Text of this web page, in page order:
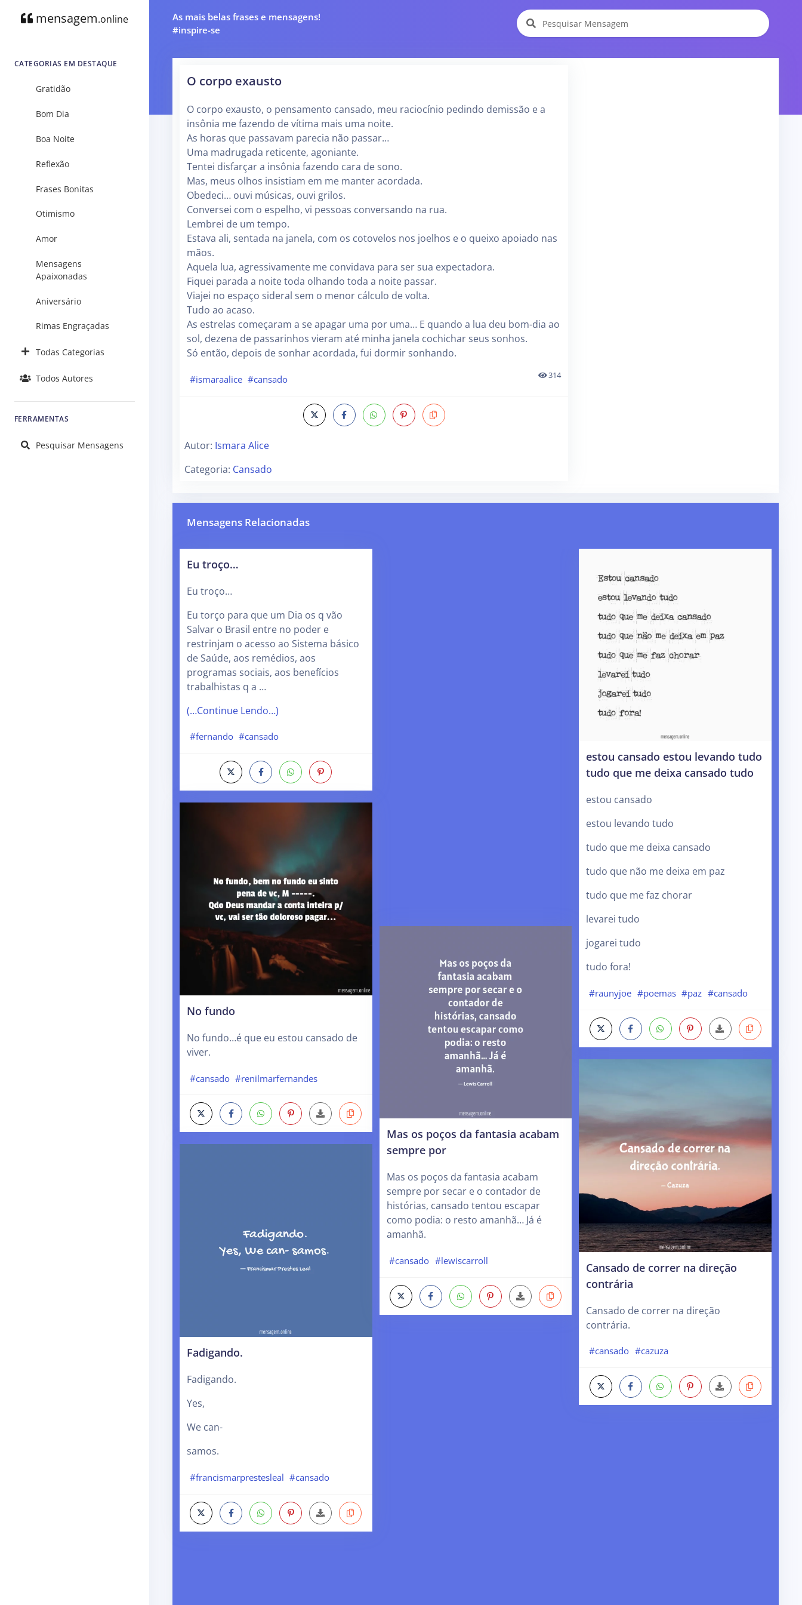
mensagem.online
CATEGORIAS EM DESTAQUE
Gratidão
Bom Dia
Boa Noite
Reflexão
Frases Bonitas
Otimismo
Amor
Mensagens
Apaixonadas
Aniversário
Rimas Engraçadas
Todas Categorias
Todos Autores
FERRAMENTAS
Pesquisar Mensagens
As mais belas frases e mensagens!
#inspire-se
O corpo exausto
O corpo exausto, o pensamento cansado, meu raciocínio pedindo demissão e a
insônia me fazendo de vítima mais uma noite.
As horas que passavam parecia não passar…
Uma madrugada reticente, agoniante.
Tentei disfarçar a insônia fazendo cara de sono.
Mas, meus olhos insistiam em me manter acordada.
Obedeci… ouvi músicas, ouvi grilos.
Conversei com o espelho, vi pessoas conversando na rua.
Lembrei de um tempo.
Estava ali, sentada na janela, com os cotovelos nos joelhos e o queixo apoiado nas
mãos.
Aquela lua, agressivamente me convidava para ser sua expectadora.
Fiquei parada a noite toda olhando toda a noite passar.
Viajei no espaço sideral sem o menor cálculo de volta.
Tudo ao acaso.
As estrelas começaram a se apagar uma por uma… E quando a lua deu bom-dia ao
sol, dezena de passarinhos vieram até minha janela cochichar seus sonhos.
Só então, depois de sonhar acordada, fui dormir sonhando.
#ismaraalice #cansado 314
Autor: Ismara Alice
Categoria: Cansado
Mensagens Relacionadas
Eu troço…
Eu troço…
Eu torço para que um Dia os q vão
Salvar o Brasil entre no poder e
restrinjam o acesso ao Sistema básico
de Saúde, aos remédios, aos
programas sociais, aos benefícios
trabalhistas q a …
(…Continue Lendo…)
#fernando #cansado
No fundo
No fundo…é que eu estou cansado de
viver.
#cansado #renilmarfernandes
Fadigando.
Fadigando.
Yes,
We can-
samos.
#francismarprestesleal #cansado
Mas os poços da fantasia acabam
sempre por
Mas os poços da fantasia acabam
sempre por secar e o contador de
histórias, cansado tentou escapar
como podia: o resto amanhã… Já é
amanhã.
#cansado #lewiscarroll
estou cansado estou levando tudo
tudo que me deixa cansado tudo
estou cansado
estou levando tudo
tudo que me deixa cansado
tudo que não me deixa em paz
tudo que me faz chorar
levarei tudo
jogarei tudo
tudo fora!
#raunyjoe #poemas #paz #cansado
Cansado de correr na direção
contrária
Cansado de correr na direção
contrária.
#cansado #cazuza